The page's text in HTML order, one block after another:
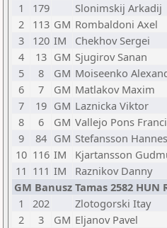
1
179 Slonimskij Arkadij
2
113 GM Rombaldoni Axel
3
120 IM Chekhov Sergei
4
13 GM Sjugirov Sanan
5
8 GM Moiseenko
6
7 GM Matlakov Maxim
7
19 GM Laznicka Viktor
8
6 GM Vallejo Pons
9
84 GM Stefansson Hannes
10 116 IM Kjartansson
11 111 IM Raznikov Danny
GM Banusz Tamas 2582 HUN
1
202 Zlotogorski Itay
2
3 GM Eljanov Pavel